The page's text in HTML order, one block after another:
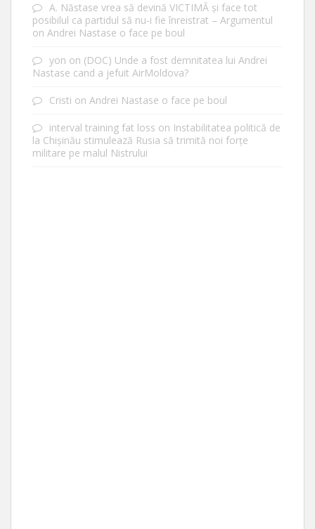
A. Năstase vrea să devină VICTIMĂ și face tot
posibilul ca partidul să nu-i fie înreistrat – Argumentul
on Andrei Nastase o face pe boul
yon on (DOC) Unde a fost demnitatea lui Andrei
Nastase cand a jefuit AirMoldova?
Cristi on Andrei Nastase o face pe boul
interval training fat loss on Instabilitatea politică de
la Chișinău stimulează Rusia să trimită noi forțe
militare pe malul Nistrului